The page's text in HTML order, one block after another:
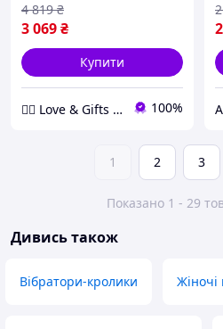
3 069₴
4 819 ₴
Купити
❤️‍🔥 Love & Gifts 🎁 100%
1 2 3
Показано 1 - 29
Дивись також
Вібратори-кролики Жіночі